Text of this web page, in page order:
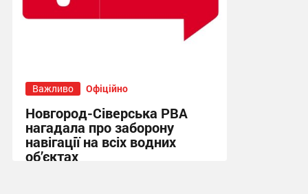
Важливо Офіційно
Новгород-Сіверська РВА
нагадала про заборону
навігації на всіх водних
об’єктах